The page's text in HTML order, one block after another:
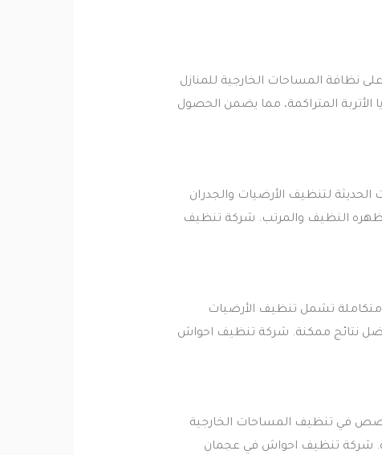
نظافة المساحات الخارجية للمنازل
الأتربة المتراكمة، مما يضمن الحصول
لتنظيف الأرضيات والجدران
مظهره النظيف والمرتب. شركة تنظيف
تشمل تنظيف الأرضيات
أفضل نتائج ممكنة. شركة تنظيف احواش
في تنظيف المساحات الخارجية
شركة تنظيف احواش في عجمان